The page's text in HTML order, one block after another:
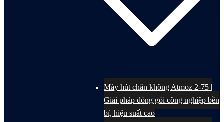
Máy hút chân không Atmoz 2-75 |
Giải pháp đóng gói công nghiệp bền
bỉ, hiệu suất cao